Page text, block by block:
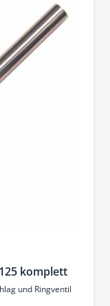
komplett
und Ringventil